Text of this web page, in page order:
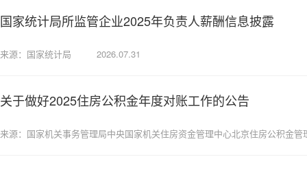
国家统计局所监管企业2025年负责人薪酬信息披露
来源：国家统计局 2026.07.31
关于做好2025住房公积金年度对账工作的公告
来源：国家机关事务管理局中央国家机关住房资金管理中心北京住房公积金